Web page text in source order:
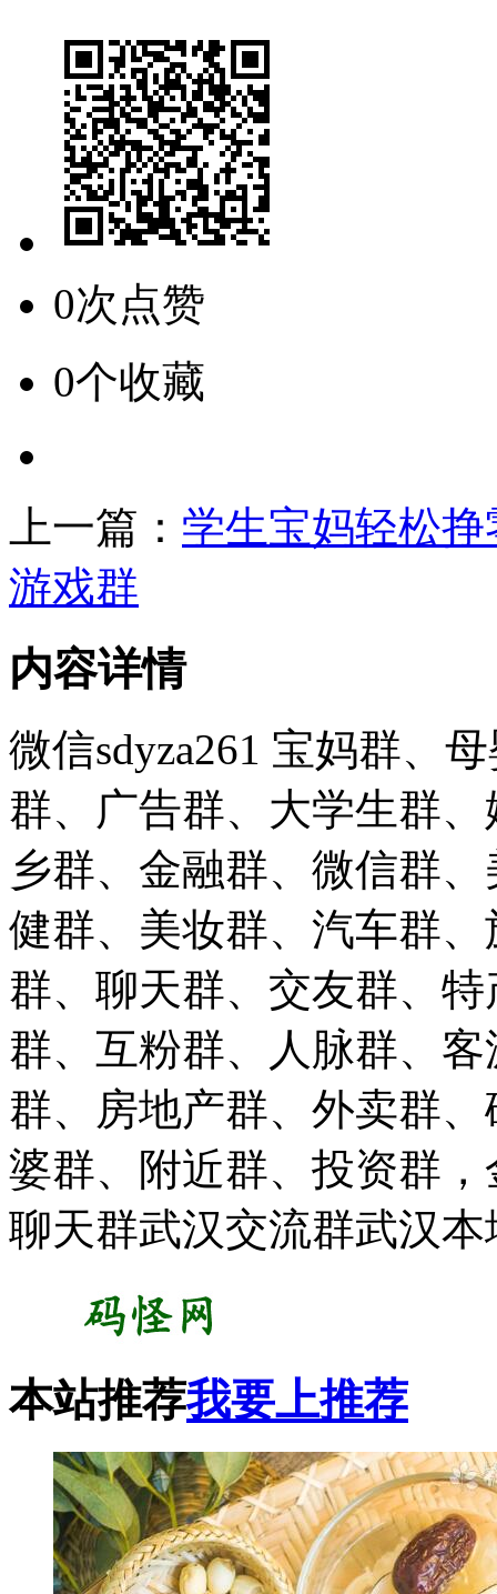
0次点赞
0个收藏
上一篇： 学生宝妈轻松
游戏群
内容详情
微信sdyza261 宝妈群、
群、广告群、大学生群
乡群、金融群、微信群
健群、美妆群、汽车群
群、聊天群、交友群、
群、互粉群、人脉群、
群、房地产群、外卖群
婆群、附近群、投资群
聊天群武汉交流群武汉
本站推荐我要上推荐